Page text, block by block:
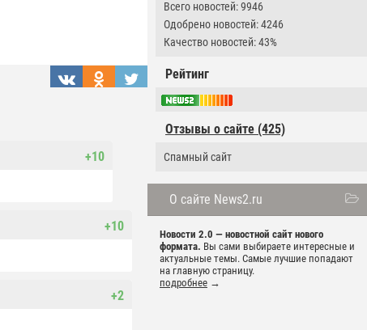
Всего новостей: 9946
Одобрено новостей: 4246
Качество новостей: 43%
Рейтинг
Отзывы о сайте (425)
Спамный сайт
О сайте News2.ru
Новости 2.0 — новостной сайт нового
формата. Вы сами выбираете интересные и
актуальные темы. Самые лучшие попадают
на главную страницу.
подробнее →
+10
+10
+2